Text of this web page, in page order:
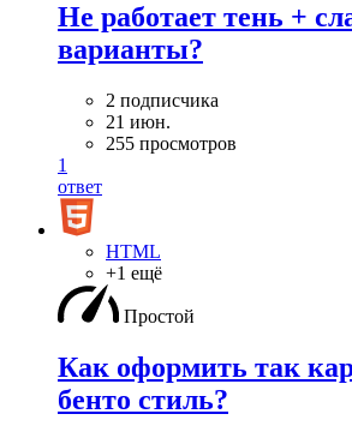
Не работает тень +
варианты?
2 подписчика
21 июн.
255 просмотров
1
ответ
HTML
+1 ещё
Простой
Как оформить так
бенто стиль?